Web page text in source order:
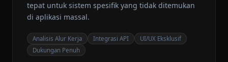
tepat untuk sistem spesifik yang tidak ditemukan
di aplikasi massal.
Analisis Alur Kerja Integrasi API
UI/UX Eksklusif
Dukungan Penuh